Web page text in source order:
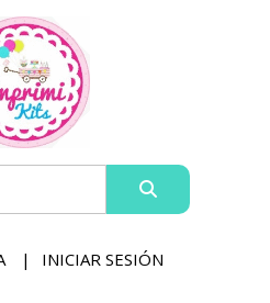
INICIAR SESIÓN